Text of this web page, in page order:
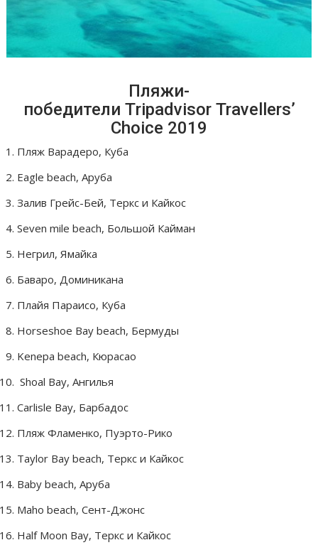
Пляжи-
победители Тripadvisor Travellers’
Choice 2019
Пляж Варадеро, Куба
Eagle beach, Аруба
Залив Грейс-Бей, Теркс и Кайкос
Seven mile beach, Большой Кайман
Негрил, Ямайка
Баваро, Доминикана
Плайя Параисо, Куба
Horseshoe Bay beach, Бермуды
Kenepa beach, Кюрасао
Shoal Bay, Ангилья
Carlisle Bay, Барбадос
Пляж Фламенко, Пуэрто-Рико
Taylor Bay beach, Теркс и Кайкос
Baby beach, Аруба
Maho beach, Сент-Джонс
Half Moon Bay, Теркс и Кайкос